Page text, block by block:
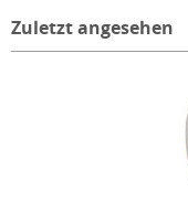
Zuletzt angesehen